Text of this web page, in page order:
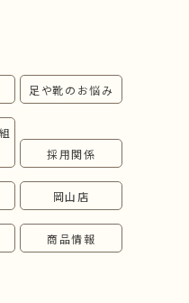
ョップ
わせ足や靴のお悩み
採用関係
岡山店
商品情報